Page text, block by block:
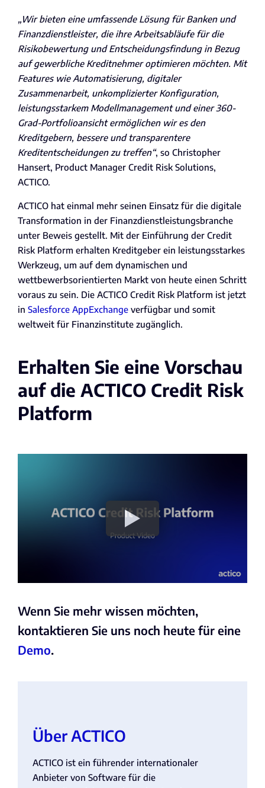
„Wir bieten eine umfassende Lösung für Banken und
Finanzdienstleister, die ihre Arbeitsabläufe für die
Risikobewertung und Entscheidungsfindung in Bezug
auf gewerbliche Kreditnehmer optimieren möchten. Mit
Features wie Automatisierung, digitaler
Zusammenarbeit, unkomplizierter Konfiguration,
leistungsstarkem Modellmanagement und einer 360-
Grad-Portfolioansicht ermöglichen wir es den
Kreditgebern, bessere und transparentere
Kreditentscheidungen zu treffen“, so Christopher
Hansert, Product Manager Credit Risk Solutions,
ACTICO.
ACTICO hat einmal mehr seinen Einsatz für die digitale
Transformation in der Finanzdienstleistungsbranche
unter Beweis gestellt. Mit der Einführung der Credit
Risk Platform erhalten Kreditgeber ein leistungsstarkes
Werkzeug, um auf dem dynamischen und
wettbewerbsorientierten Markt von heute einen Schritt
voraus zu sein. Die ACTICO Credit Risk Platform ist jetzt
in Salesforce AppExchange verfügbar und somit
weltweit für Finanzinstitute zugänglich.
Erhalten Sie eine Vorschau
auf die ACTICO Credit Risk
Platform
Wenn Sie mehr wissen möchten,
kontaktieren Sie uns noch heute für eine
Demo.
Über ACTICO
ACTICO ist ein führender internationaler
Anbieter von Software für die